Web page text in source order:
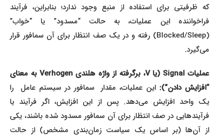
که ظرفیتی برای استفاده از منبع وجود ندارد؛ بنابراین، فرآیند
فراخواننده این عملیات، به حالت “مسدود” یا “خواب”
(Blocked/Sleep) رفته و در یک صف انتظار برای آن سمافور قرار
می‌گیرد.
عملیات Signal (یا V، برگرفته از واژه هلندی Verhogen به معنای
“افزایش دادن”):این عملیات، مقدار سمافور در سیستم عامل را
یک واحد افزایش می‌دهد. پس از این افزایش، اگر فرآیند یا
فرآیندهایی در صف انتظار برای آن سمافور مسدود شده باشند، یکی
از آن‌ها (بر اساس یک سیاست زمان‌بندی مشخص) از حالت